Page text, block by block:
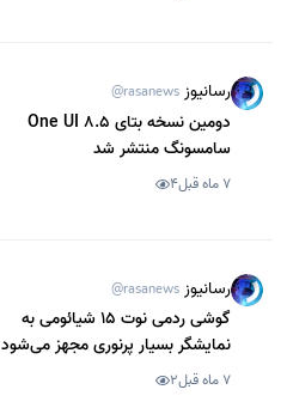
رسانیوز @rasanews
دومین نسخه بتای One UI 8.5
سامسونگ منتشر شد
7 ماه قبل 4
رسانیوز @rasanews
گوشی ردمی نوت 15 شیائومی به
نمایشگر بسیار پرنوری مجهز می‌شود
7 ماه قبل 2